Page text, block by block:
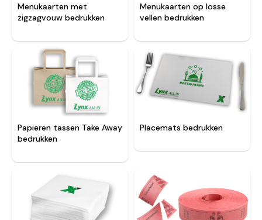
Menukaarten met
zigzagvouw bedrukken
Menukaarten op losse
vellen bedrukken
Papieren tassen Take Away
bedrukken
Placemats bedrukken